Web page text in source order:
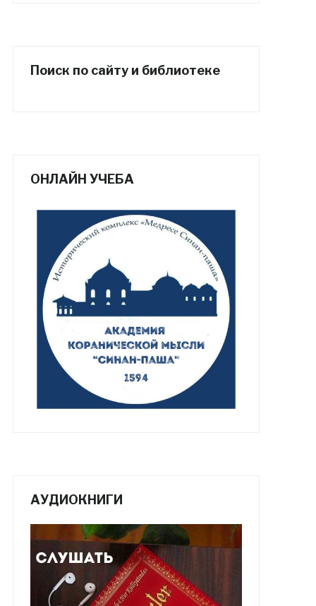
Поиск по сайту и библиотеке
ОНЛАЙН УЧЕБА
АУДИОКНИГИ